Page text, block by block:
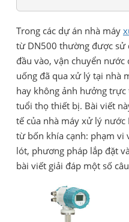
Trong các dự án nhà máy
từ DN500 thường được
đầu vào, vận chuyển
uống đã qua xử lý tại nhà
hay không ảnh hưởng
tuổi thọ thiết bị. Bài viết
tế của nhà máy xử lý
từ bốn khía cạnh: phạm vi
lót, phương pháp lắp đặt
bài viết giải đáp một số